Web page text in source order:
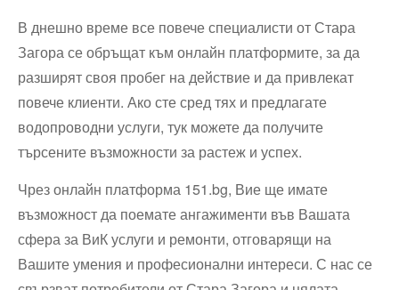
В днешно време все повече специалисти от Стара
Загора се обръщат към онлайн платформите, за да
разширят своя пробег на действие и да привлекат
повече клиенти. Ако сте сред тях и предлагате
водопроводни услуги, тук можете да получите
търсените възможности за растеж и успех.
Чрез онлайн платформа 151.bg, Вие ще имате
възможност да поемате ангажименти във Вашата
сфера за ВиК услуги и ремонти, отговарящи на
Вашите умения и професионални интереси. С нас се